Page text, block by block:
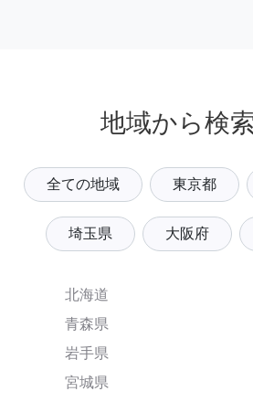
地域から検
全ての地域 東京都
埼玉県 大阪府
北海道
青森県
岩手県
宮城県